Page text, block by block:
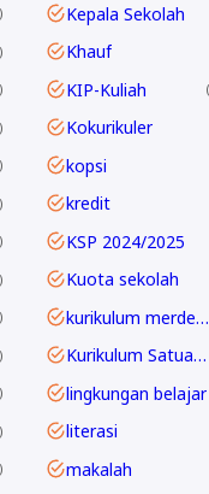
Kepala Sekolah
Khauf
KIP-Kuliah
Kokurikuler
kopsi
kredit
KSP 2024/2025
Kuota sekolah
kurikulum merdeka
Kurikulum Satuan Pendidikan
lingkungan belajar
literasi
makalah